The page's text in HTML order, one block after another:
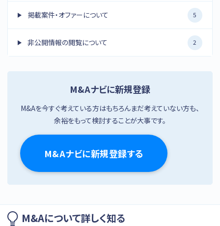
掲載案件・オファーについて 5
非公開情報の閲覧について 2
M&Aナビに新規登録
M&Aを今すぐ考えている方はもちろんまだ考えていない方も、
余裕をもって検討することが大事です。
M&Aナビに新規登録する
M&Aについて詳しく知る